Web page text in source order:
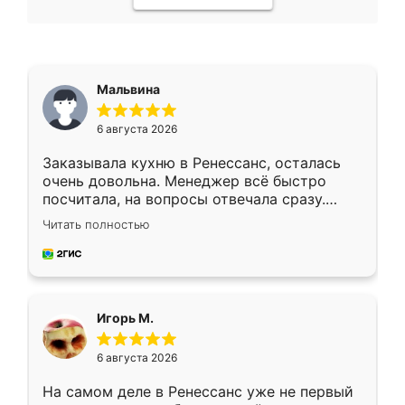
Мальвина
6 августа 2026
Заказывала кухню в Ренессанс, осталась
очень довольна. Менеджер всё быстро
посчитала, на вопросы отвечала сразу.
Замерщик приехал в субботу, подошёл к
делу со всей ответственностью. Собрали
за день, ребята работали аккуратно, даже
Читать полностью
Игорь М.
6 августа 2026
На самом деле в Ренессанс уже не первый